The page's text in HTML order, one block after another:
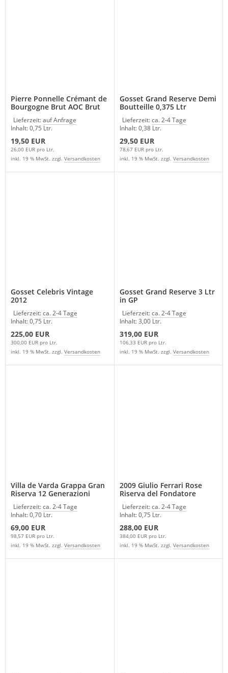
Pierre Ponnelle Crémant de
Bourgogne Brut AOC Brut
Lieferzeit:auf Anfrage
Inhalt: 0,75 Ltr.
19,50 EUR
26,00 EUR pro Ltr.
inkl. 19 % MwSt. zzgl. Versandkosten
Gosset Grand Reserve Demi
Boutteille 0,375 Ltr
Lieferzeit:ca. 2-4 Tage
Inhalt: 0,38 Ltr.
29,50 EUR
78,67 EUR pro Ltr.
inkl. 19 % MwSt. zzgl. Versandkosten
Gosset Celebris Vintage
2012
Lieferzeit:ca. 2-4 Tage
Inhalt: 0,75 Ltr.
225,00 EUR
300,00 EUR pro Ltr.
inkl. 19 % MwSt. zzgl. Versandkosten
Gosset Grand Reserve 3 Ltr
in GP
Lieferzeit:ca. 2-4 Tage
Inhalt: 3,00 Ltr.
319,00 EUR
106,33 EUR pro Ltr.
inkl. 19 % MwSt. zzgl. Versandkosten
Villa de Varda Grappa Gran
Riserva 12 Generazioni
Lieferzeit:ca. 2-4 Tage
Inhalt: 0,70 Ltr.
69,00 EUR
98,57 EUR pro Ltr.
inkl. 19 % MwSt. zzgl. Versandkosten
2009 Giulio Ferrari Rose
Riserva del Fondatore
Lieferzeit:ca. 2-4 Tage
Inhalt: 0,75 Ltr.
288,00 EUR
384,00 EUR pro Ltr.
inkl. 19 % MwSt. zzgl. Versandkosten